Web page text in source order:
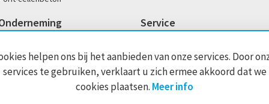
helpen ons bij het aanbieden van onze services. Door
services te gebruiken, verklaart u zich ermee akkoord dat we
cookies plaatsen. Meer info
betrokkenheid
Service
Kantoor- en servicetijden
Handelaren zoeken
Dop / prestatieverklaringen